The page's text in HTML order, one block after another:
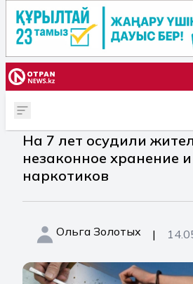
На 7 лет осудили
незаконное хранение
наркотиков
Ольга Золотых |